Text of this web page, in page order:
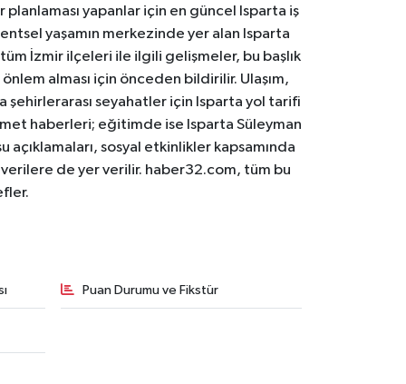
planlaması yapanlar için en güncel Isparta iş
yaşamın merkezinde yer alan Isparta
tüm İzmir ilçeleri ile ilgili gelişmeler, bu başlık
alması için önceden bildirilir. Ulaşım,
şehirlerarası seyahatler için Isparta yol tarifi
haberleri; eğitimde ise Isparta Süleyman
sosyal etkinlikler kapsamında
de yer verilir. haber32.com, tüm bu
Puan Durumu ve Fikstür